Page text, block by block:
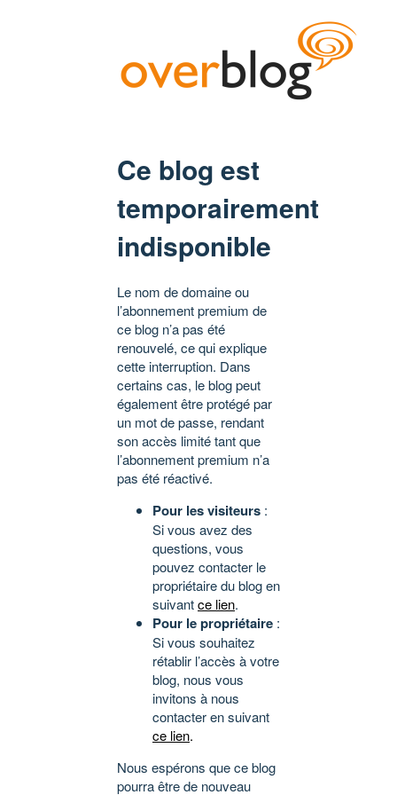
Ce blog est
temporairement
indisponible
Le nom de domaine ou
l’abonnement premium de
ce blog n’a pas été
renouvelé, ce qui explique
cette interruption. Dans
certains cas, le blog peut
également être protégé par
un mot de passe, rendant
son accès limité tant que
l’abonnement premium n’a
pas été réactivé.
Pour les visiteurs :
Si vous avez des
questions, vous
pouvez contacter le
propriétaire du blog en
suivantce lien.
Pour le propriétaire :
Si vous souhaitez
rétablir l’accès à votre
blog, nous vous
invitons à nous
contacter en suivant
ce lien.
Nous espérons que ce blog
pourra être de nouveau